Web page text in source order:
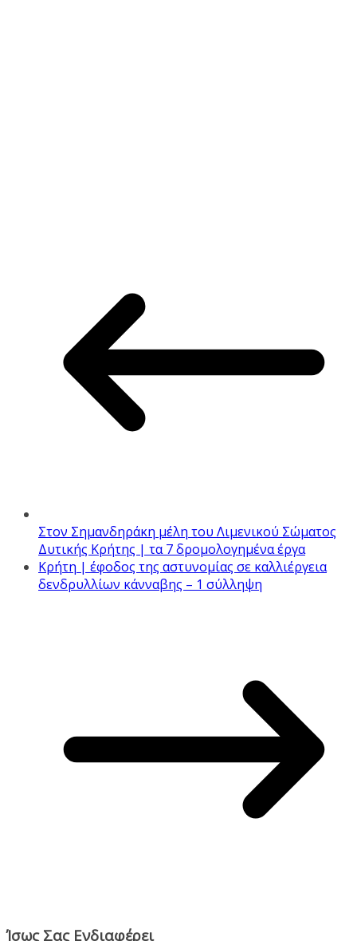
Στον Σημανδηράκη μέλη του Λιμενικού Σώματος
Δυτικής Κρήτης | τα 7 δρομολογημένα έργα
Κρήτη | έφοδος της αστυνομίας σε καλλιέργεια
δενδρυλλίων κάνναβης – 1 σύλληψη
Ίσως Σας Ενδιαφέρει